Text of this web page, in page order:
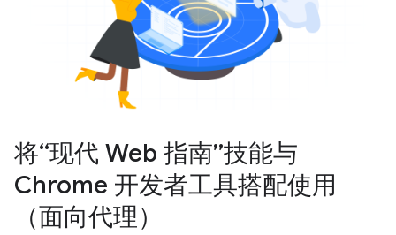
将“现代 Web 指南”技能与
Chrome 开发者工具搭配使用
（面向代理）